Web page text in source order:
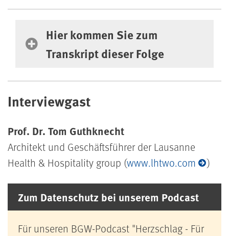
Hier kommen Sie zum Transkript dieser
Hier kommen Sie zum
Transkript dieser Folge
Interviewgast
Prof. Dr. Tom Guthknecht
Architekt und Geschäftsführer der Lausanne
Health & Hospitality group (www.lhtwo.com )
Zum Datenschutz bei unserem Podcast
Für unseren BGW-Podcast "Herzschlag - Für